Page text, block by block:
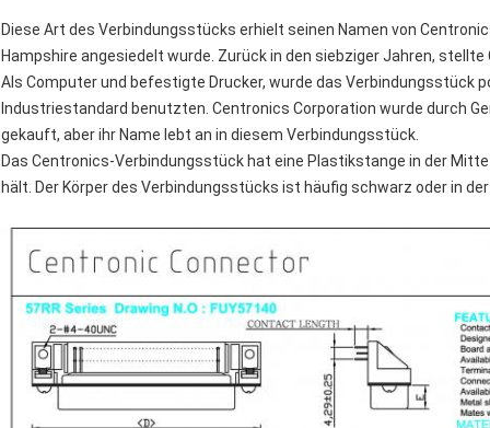
Diese Art des Verbindungsstücks erhielt seinen Namen von
Hampshire angesiedelt wurde. Zurück in den siebziger Jahren,
Als Computer und befestigte Drucker, wurde das Verbindungsstück
Industriestandard benutzten. Centronics Corporation wurde durch
gekauft, aber ihr Name lebt an in diesem Verbindungsstück.
Das Centronics-Verbindungsstück hat eine Plastikstange in der
hält. Der Körper des Verbindungsstücks ist häufig schwarz oder in der